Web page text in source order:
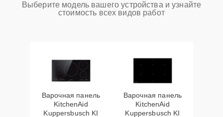
Выберите модель вашего устройства и узнайте
стоимость всех видов работ
Варочная панель
KitchenAid
Kuppersbusch KI
Варочная панель
KitchenAid
Kuppersbusch KI